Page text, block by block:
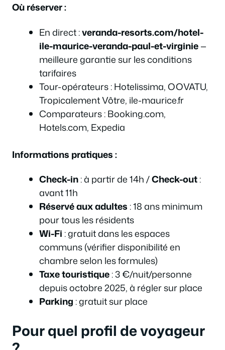
Où réserver :
En direct :veranda-resorts.com/hotel-
ile-maurice-veranda-paul-et-virginie—
meilleure garantie sur les conditions
tarifaires
Tour-opérateurs : Hotelissima, OOVATU,
Tropicalement Vôtre, ile-maurice.fr
Comparateurs : Booking.com,
Hotels.com, Expedia
Informations pratiques :
Check-in: à partir de 14h /Check-out:
avant 11h
Réservé aux adultes : 18 ans minimum
pour tous les résidents
Wi-Fi : gratuit dans les espaces
communs (vérifier disponibilité en
chambre selon les formules)
Taxe touristique: 3 €/nuit/personne
depuis octobre 2025, à régler sur place
Parking : gratuit sur place
Pour quel profil de voyageur